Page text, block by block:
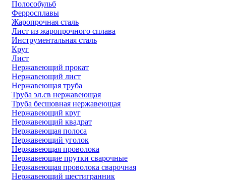
Полособульб
Ферросплавы
Жаропрочная сталь
Лист из жаропрочного сплава
Инструментальная сталь
Круг
Лист
Нержавеющий прокат
Нержавеющий лист
Нержавеющая труба
Труба эл.св нержавеющая
Труба бесшовная нержавеющая
Нержавеющий круг
Нержавеющий квадрат
Нержавеющая полоса
Нержавеющий уголок
Нержавеющая проволока
Нержавеющие прутки сварочные
Нержавеющая проволока сварочная
Нержавеющий шестигранник